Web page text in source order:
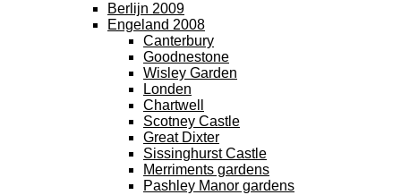
Berlijn 2009
Engeland 2008
Canterbury
Goodnestone
Wisley Garden
Londen
Chartwell
Scotney Castle
Great Dixter
Sissinghurst Castle
Merriments gardens
Pashley Manor gardens